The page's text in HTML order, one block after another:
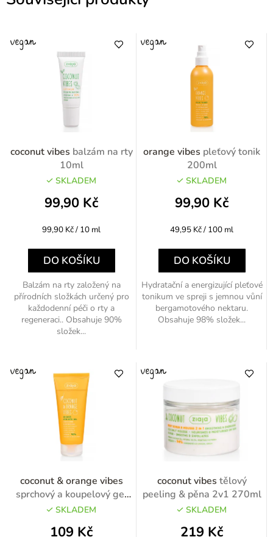
coconut vibes balzám na rty
10ml
SKLADEM
99,90 Kč
Měrná
99,90 Kč / 10 ml
DO KOŠÍKU
Balzám na rty založený na
přírodních složkách určený pro
každodenní péči o rty a
regeneraci.. Obsahuje 90%
složek...
orange vibes pleťový tonik
200ml
SKLADEM
99,90 Kč
Měrná
49,95 Kč / 100 ml
DO KOŠÍKU
Hydratační a energizující pleťové
tonikum ve spreji s jemnou vůní
bergamotového nektaru.
Obsahuje 98% složek...
coconut & orange vibes
sprchový a koupelový gel
200ml
SKLADEM
109 Kč
coconut vibes tělový
peeling & pěna 2v1 270ml
SKLADEM
219 Kč